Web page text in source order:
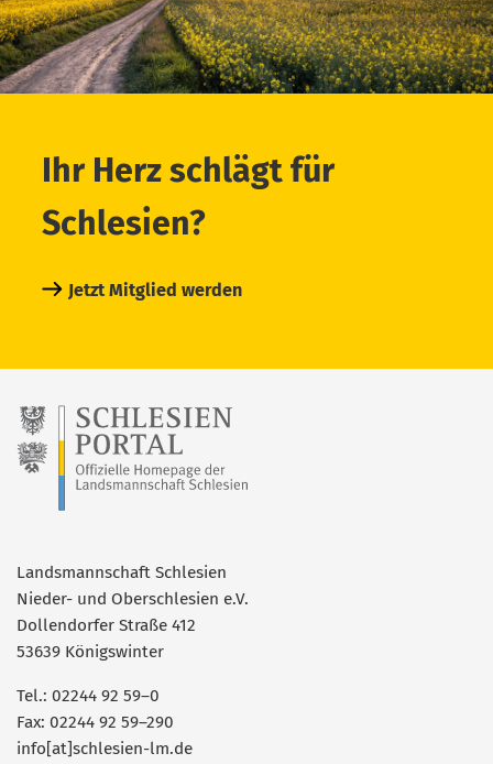
Ihr Herz schlägt für
Schlesien?
Jetzt Mitglied werden
Landsmannschaft Schlesien
Nieder- und Oberschlesien e.V.
Dollendorfer Straße 412
53639 Königswinter
Tel.: 02244 92 59–0
Fax: 02244 92 59–290
info[at]schlesien-lm.de